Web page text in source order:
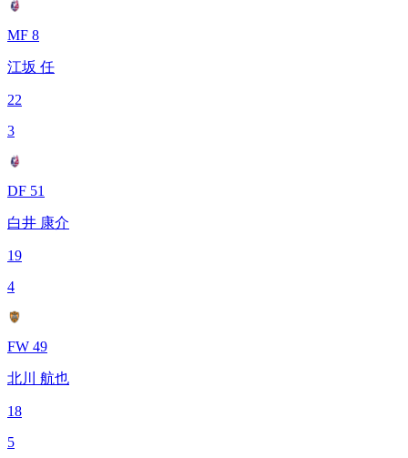
MF 8
江坂 任
22
3
DF 51
白井 康介
19
4
FW 49
北川 航也
18
5